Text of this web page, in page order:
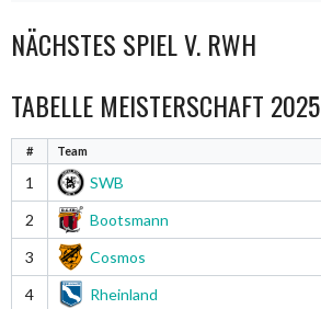
NÄCHSTES SPIEL V. RWH
TABELLE MEISTERSCHAFT 2025
# Team
1 SWB
2
Bootsmann
3
Cosmos
4
Rheinland